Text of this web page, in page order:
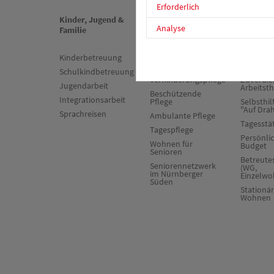
Kinder, Jugend &
Familie
Kinderbetreuung
Schulkindbetreuung
Jugendarbeit
Integrationsarbeit
Sprachreisen
Senioren &
Pflege
Verhinderungspflege
Beschützende
Pflege
Ambulante Pflege
Tagespflege
Wohnen für
Senioren
Seniorennetzwerk
im Nürnberger
Süden
"Auf
Budget
(WG,
Wohnen
Erforderlich
Analyse